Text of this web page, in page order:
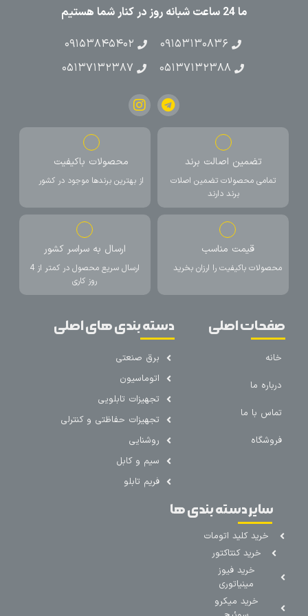
ما 24 ساعت شبانه روز در کنار شما هستیم
۰۹۱۵۳۱۳۰۸۳۶
۰۹۱۵۳۸۴۵۴۰۲
۰۵۱۳۷۱۳۲۳۸۸
۰۵۱۳۷۱۳۲۳۸۷
تضمین اصالت برند
تمامی محصولات تضمین اصلات
برند دارند
محصولات باکیفیت
از بهترین برندها موجود در کشور
قیمت مناسب
محصولات باکیفیت را ارزان بخرید
ارسال به سراسر کشور
ارسال سریع محصول در کمتر از 4
روز کاری
صفحات اصلی
خانه
درباره ما
تماس با ما
فروشگاه
دسته بندی های اصلی
برق صنعتی
اتوماسیون
تجهیزات تابلویی
تجهیزات حفاظتی و کنترلی
روشنایی
سیم و کابل
فریم تابلو
سایر دسته بندی ها
خرید کلید اتومات
خرید کنتاکتور
خرید فیوز
مینیاتوری
خرید میکرو